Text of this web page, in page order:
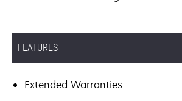
FEATURES
Extended Warranties